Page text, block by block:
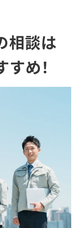
相談は
め！